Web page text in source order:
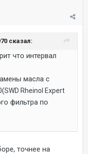
сказал:
что интервал
масла с
SWD Rheinol Expert
фильтра по
точнее на